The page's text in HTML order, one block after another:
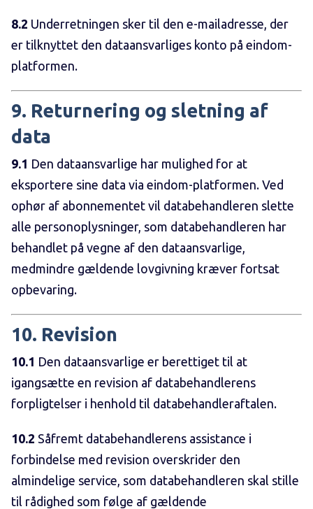
8.2 Underretningen sker til den e-mailadresse, der
er tilknyttet den dataansvarliges konto på eindom-
platformen.
9. Returnering og sletning af
data
9.1 Den dataansvarlige har mulighed for at
eksportere sine data via eindom-platformen. Ved
ophør af abonnementet vil databehandleren slette
alle personoplysninger, som databehandleren har
behandlet på vegne af den dataansvarlige,
medmindre gældende lovgivning kræver fortsat
opbevaring.
10. Revision
10.1 Den dataansvarlige er berettiget til at
igangsætte en revision af databehandlerens
forpligtelser i henhold til databehandleraftalen.
10.2 Såfremt databehandlerens assistance i
forbindelse med revision overskrider den
almindelige service, som databehandleren skal stille
til rådighed som følge af gældende